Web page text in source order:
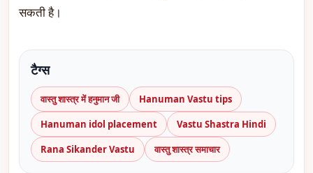
सकती है।
टैग्स
वास्तु शास्त्र में हनुमान जी
Hanuman Vastu tips
Hanuman idol placement
Vastu Shastra Hindi
Rana Sikander Vastu
वास्तु शास्त्र समाचार